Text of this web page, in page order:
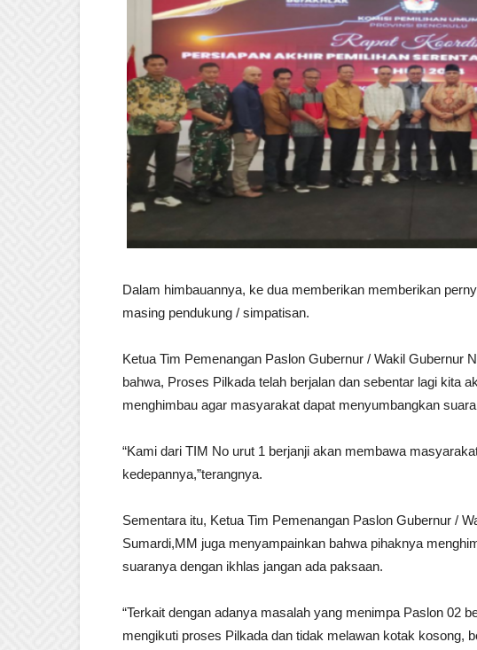
Dalam himbauannya, ke dua memberikan memberikan
masing pendukung / simpatisan.
Ketua Tim Pemenangan Paslon Gubernur / Wakil Gubernur
bahwa, Proses Pilkada telah berjalan dan sebentar lagi kita
menghimbau agar masyarakat dapat menyumbangkan
“Kami dari TIM No urut 1 berjanji akan membawa
kedepannya,”terangnya.
Sementara itu, Ketua Tim Pemenangan Paslon Gubernur /
Sumardi,MM juga menyampainkan bahwa pihaknya
suaranya dengan ikhlas jangan ada paksaan.
“Terkait dengan adanya masalah yang menimpa Paslon 02
mengikuti proses Pilkada dan tidak melawan kotak kosong,